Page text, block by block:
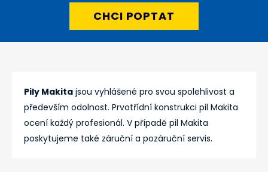
CHCI POPTAT
Pily Makita jsou vyhlášené pro svou spolehlivost a
především odolnost. Prvotřídní konstrukci pil Makita
ocení každý profesionál. V případě pil Makita
poskytujeme také záruční a pozáruční servis.